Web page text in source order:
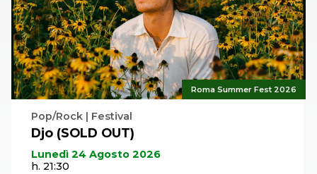
Roma Summer Fest 2026
Pop/Rock | Festival
Djo (SOLD OUT)
Lunedì 24 Agosto 2026
h. 21:30